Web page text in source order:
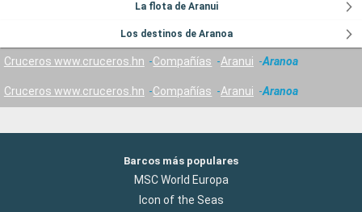
La flota de Aranui
Los destinos de Aranoa
Cruceros www.cruceros.hn Compañías Aranui Aranoa
Cruceros www.cruceros.hn Compañías Aranui Aranoa
Barcos más populares
MSC World Europa
Icon of the Seas